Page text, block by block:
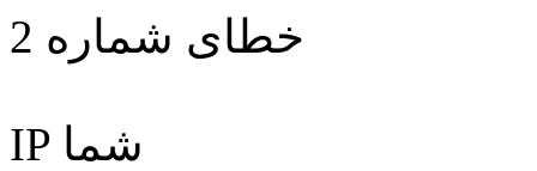
خطای شماره 2
IP شما